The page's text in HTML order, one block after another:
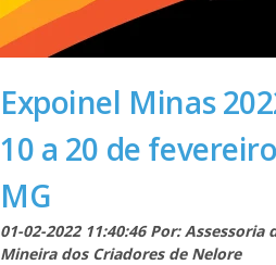
Expoinel Minas
10 a 20 de
MG
01-02-2022 11:40:46 Por:
Mineira dos Criadores de Nelore